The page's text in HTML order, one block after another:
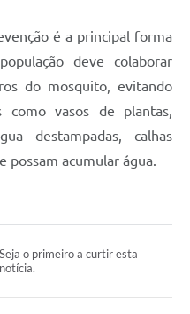
é a principal forma
deve colaborar
do mosquito, evitando
como vasos de plantas,
destampadas, calhas
possam acumular água.
Seja o primeiro a curtir esta
notícia.